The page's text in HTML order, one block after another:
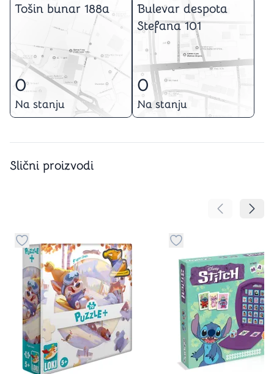
Tošin bunar 188a
0
Na stanju
Bulevar despota
Stefana 101
0
Na stanju
Slični proizvodi
Pomeranje
Dugme za dodavanje stvari u kategoriju omiljeno
Dugme za dodavanje